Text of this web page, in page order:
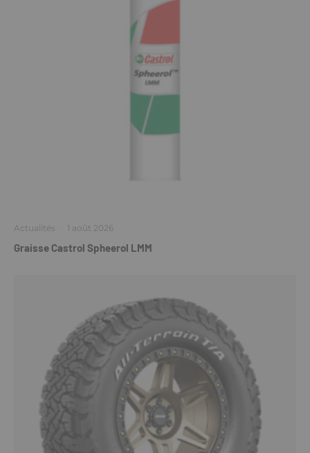
Actualités · 1 août 2026
Graisse Castrol Spheerol LMM